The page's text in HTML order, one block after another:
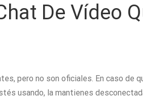
De Vídeo
pero no son oficiales. En caso de
usando, la mantienes